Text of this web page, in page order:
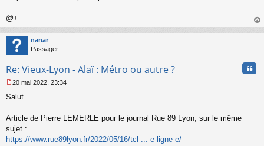
o
n
l
u
@+
au
nanar
Passager
Re: Vieux-Lyon - Alaï : Métro ou autre ?
e
s
a
g
e
20 mai 2022, 23:34
Salut
Article de Pierre LEMERLE pour le journal Rue 89 Lyon, sur le même
sujet :
https://www.rue89lyon.fr/2022/05/16/tcl ... e-ligne-e/